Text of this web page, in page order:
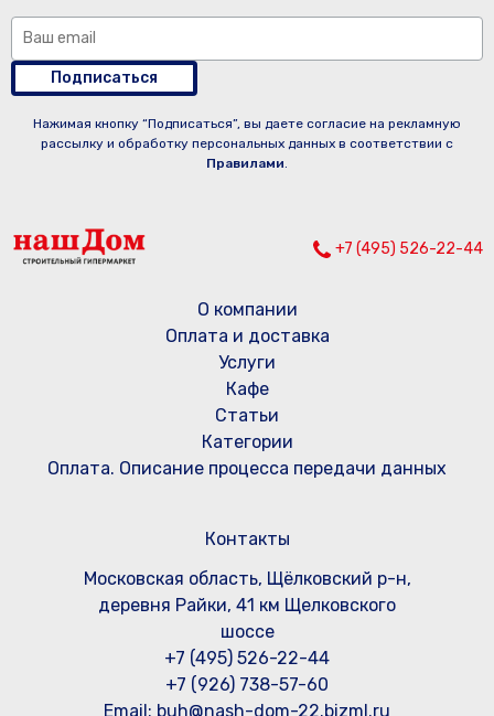
Подписаться
Нажимая кнопку “Подписаться”, вы даете согласие на рекламную
рассылку и обработку персональных данных в соответствии с
Правилами.
+7 (495) 526-22-44
О компании
Оплата и доставка
Услуги
Кафе
Статьи
Категории
Оплата. Описание процесса передачи данных
Контакты
Московская область, Щёлковский р-н,
деревня Райки, 41 км Щелковского
шоссе
+7 (495) 526-22-44
+7 (926) 738-57-60
Email: buh@nash-dom-22.bizml.ru